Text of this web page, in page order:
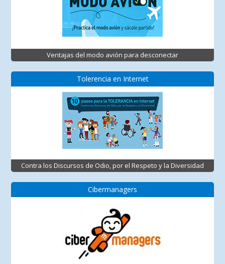
Ventajas del modo avión para desconectar
Tolerencia en Internet
Contra los Discursos de Odio, por el Respeto y la Diversidad
Cibermanagers